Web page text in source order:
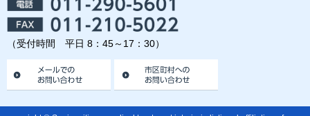
（受付時間 平日 8：45～17：30）